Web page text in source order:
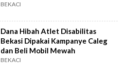
BEKACI
Dana Hibah Atlet Disabilitas
Bekasi Dipakai Kampanye Caleg
dan Beli Mobil Mewah
BEKACI